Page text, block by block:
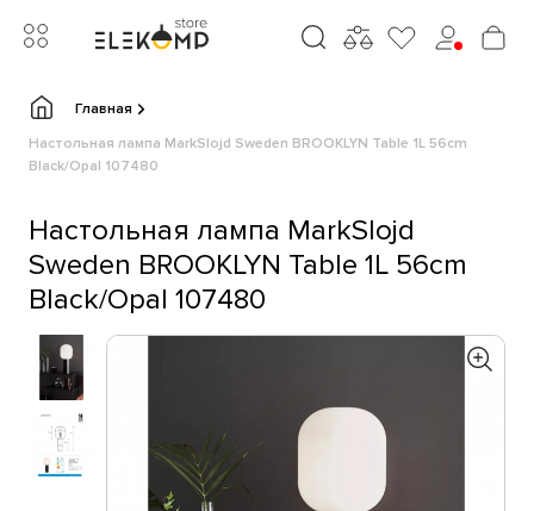
Главная
Настольная лампа MarkSlojd Sweden BROOKLYN Table 1L 56cm
Black/Opal 107480
Настольная лампа MarkSlojd
Sweden BROOKLYN Table 1L 56cm
Black/Opal 107480